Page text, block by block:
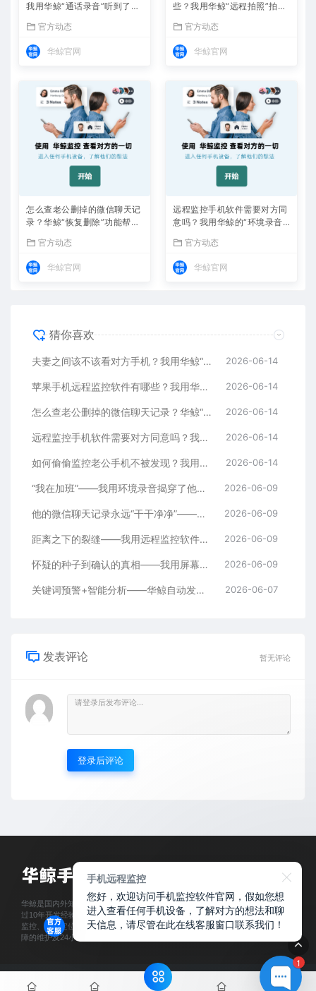
我用华鲸“通话录音”听到了答
官方动态
华鲸官网
些？我用华鲸“远程拍照”拍到
官方动态
华鲸官网
怎么查老公删掉的微信聊天记
录？华鲸“恢复删除”功能帮我
官方动态
华鲸官网
远程监控手机软件需要对方同
意吗？我用华鲸的“环境录音”
官方动态
华鲸官网
猜你喜欢
夫妻之间该不该看对方手机？我用华鲸“通话录音”听到了答案 2026-06-14
苹果手机远程监控软件有哪些？我用华鲸“远程拍照”拍到了证据 2026-06-14
怎么查老公删掉的微信聊天记录？华鲸“恢复删除”功能帮我找回了半年证据 2026-06-14
远程监控手机软件需要对方同意吗？我用华鲸的“环境录音”揭穿了加班谎言 2026-06-14
如何偷偷监控老公手机不被发现？我用华鲸的“实时屏幕同步”看到了真相 2026-06-14
“我在加班”——我用环境录音揭穿了他四个月的谎言 2026-06-09
他的微信聊天记录永远“干干净净”——我用删除恢复功能找到了真相 2026-06-09
距离之下的裂缝——我用远程监控软件挽救了跨国婚姻 2026-06-09
怀疑的种子到确认的真相——我用屏幕同步+聊天记录查看走完了全过程 2026-06-09
关键词预警+智能分析——华鲸自动发现了她聊天记录里的“秘密” 2026-06-07
发表评论 暂无评论
登录后评论
华鲸是国内外知名优秀的iPhone、Android系统手机监控APP开发运营团队， 超
过10年开发经验，面向全球用户，专注手机远程控制且不被对方发现、实时同屏
监控、手机定位跟踪、微信聊天记录查看及已删除记录恢复等服务；并提供有保
障的维护及24小时售后服务
© 2026 华鲸手机监控 - 13EP.COM & Theme. All rights reserved
1
手机远程监控
您好，欢迎访问手机监控软件官网，假如您想
进入查看任何手机设备，了解对方的想法和聊
天信息，请尽管在此在线客服窗口联系我们！